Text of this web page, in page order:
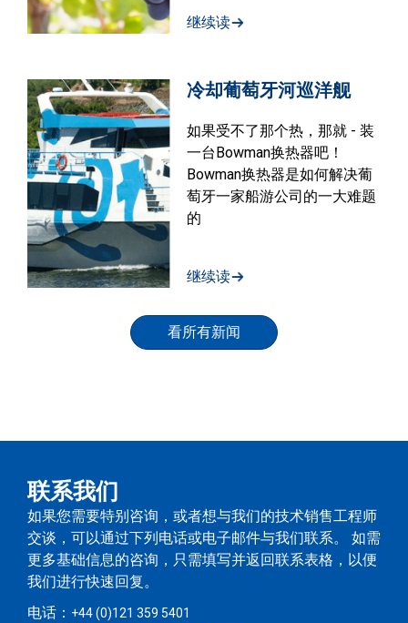
继续读
冷却葡萄牙河巡洋舰
如果受不了那个热，那就 - 装
一台Bowman换热器吧！
Bowman换热器是如何解决葡
萄牙一家船游公司的一大难题
的
继续读
看所有新闻
联系我们
如果您需要特别咨询，或者想与我们的技术销售工程师
交谈，可以通过下列电话或电子邮件与我们联系。 如需
更多基础信息的咨询，只需填写并返回联系表格，以便
我们进行快速回复。
电话： +44 (0)121 359 5401